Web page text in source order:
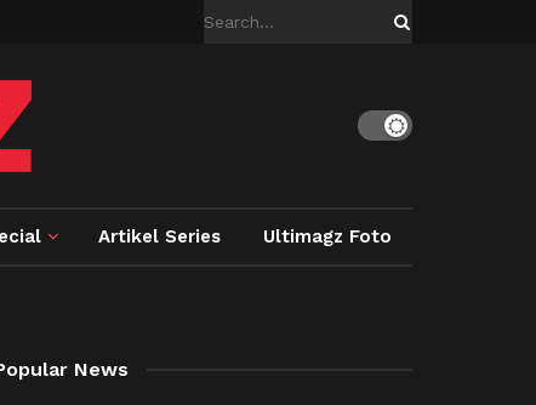
Artikel Series Ultimagz Foto
News